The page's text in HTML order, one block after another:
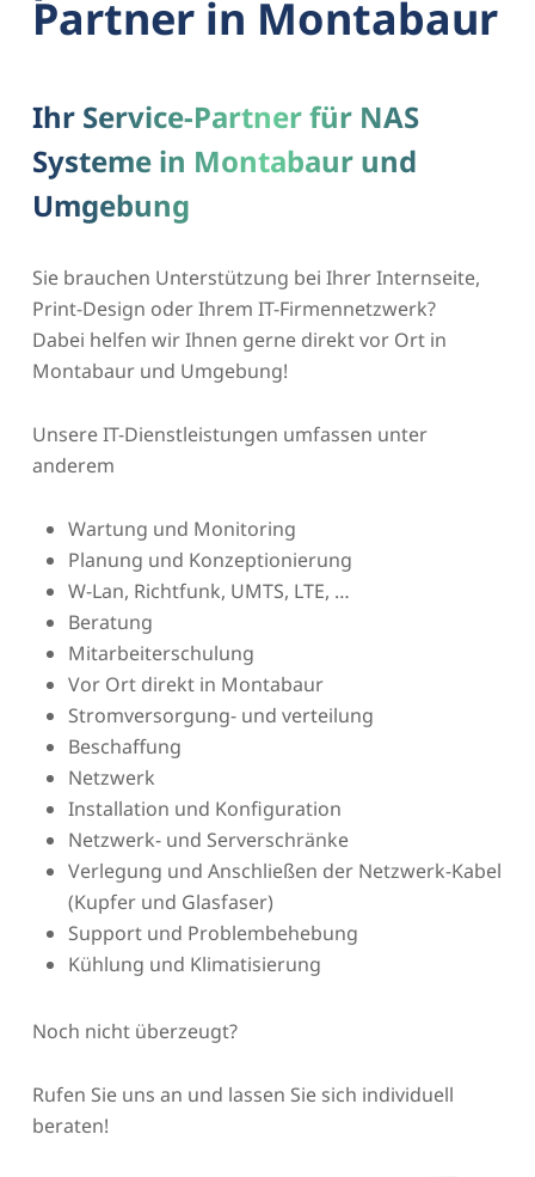
Partner in Montabaur
Ihr Service-Partner für NAS
Systeme in Montabaur und
Umgebung
Sie brauchen Unterstützung bei Ihrer Internseite,
Print-Design oder Ihrem IT-Firmennetzwerk?
Dabei helfen wir Ihnen gerne direkt vor Ort in
Montabaur und Umgebung!
Unsere IT-Dienstleistungen umfassen unter
anderem
Wartung und Monitoring
Planung und Konzeptionierung
W-Lan, Richtfunk, UMTS, LTE, …
Beratung
Mitarbeiterschulung
Vor Ort direkt in Montabaur
Stromversorgung- und verteilung
Beschaffung
Netzwerk
Installation und Konfiguration
Netzwerk- und Serverschränke
Verlegung und Anschließen der Netzwerk-Kabel
(Kupfer und Glasfaser)
Support und Problembehebung
Kühlung und Klimatisierung
Noch nicht überzeugt?
Rufen Sie uns an und lassen Sie sich individuell
beraten!